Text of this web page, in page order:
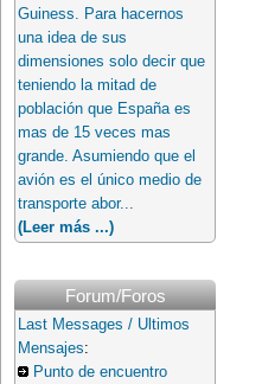
Guiness. Para hacernos
una idea de sus
dimensiones solo decir que
teniendo la mitad de
población que España es
mas de 15 veces mas
grande. Asumiendo que el
avión es el único medio de
transporte abor...
(Leer más ...)
Forum/Foros
Last Messages / Ultimos
Mensajes:
Punto de encuentro